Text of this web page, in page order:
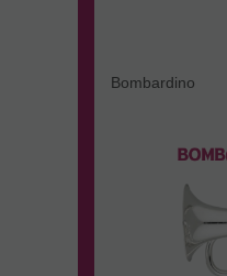
Bombardino